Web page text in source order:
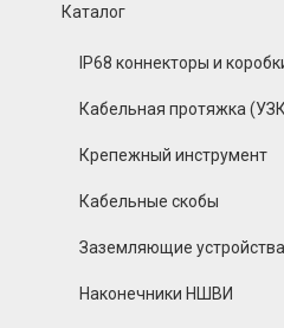
Каталог
IP68 коннекторы и
Кабельная протяжка
Крепежный инструмент
Кабельные скобы
Заземляющие устройства
Наконечники НШВИ